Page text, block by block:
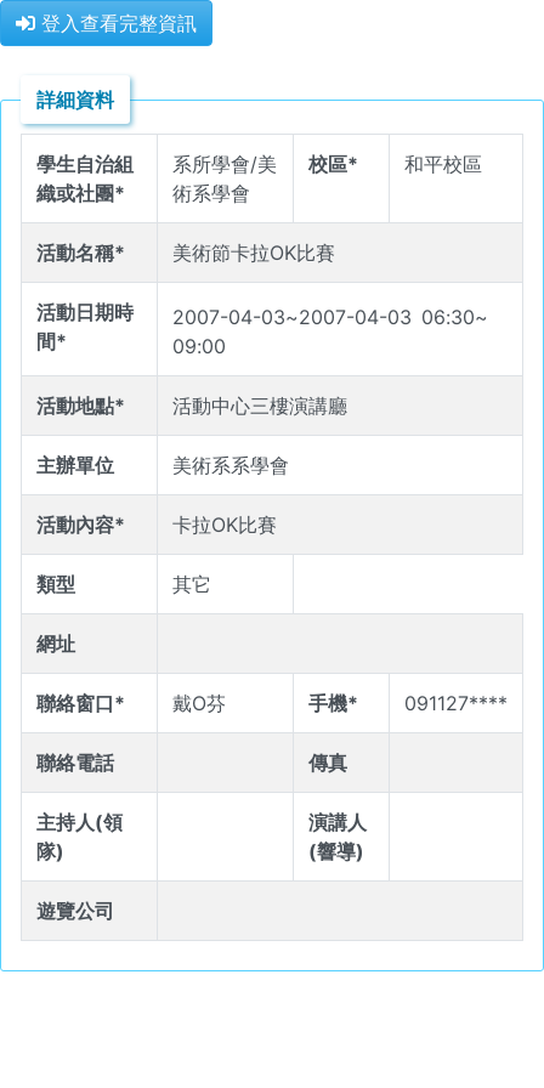
登入查看完整資訊
詳細資料
學生自治組
織或社團*
系所學會/美
術系學會
校區* 和平校區
活動名稱* 美術節卡拉OK比賽
活動日期時
間*
2007-04-03~2007-04-03 06:30~
09:00
活動地點* 活動中心三樓演講廳
主辦單位 美術系系學會
活動內容* 卡拉OK比賽
類型 其它
網址
聯絡窗口* 戴O芬 手機* 091127****
聯絡電話 傳真
主持人(領
隊)
演講人
(響導)
遊覽公司